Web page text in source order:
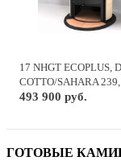
17 NHGT ECOPLUS,
COTTO/SAHARA
РАМКА
493 900 руб.
ГОТОВЫЕ